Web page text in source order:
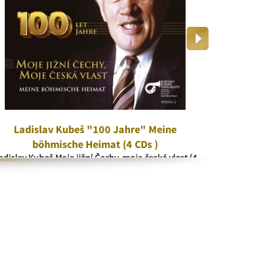
Ladislav Kubeš "100 Jahre" Meine
böhmische Heimat (4 CDs )
Kubeš Moje jižní Čechy, moje česká vlast (4